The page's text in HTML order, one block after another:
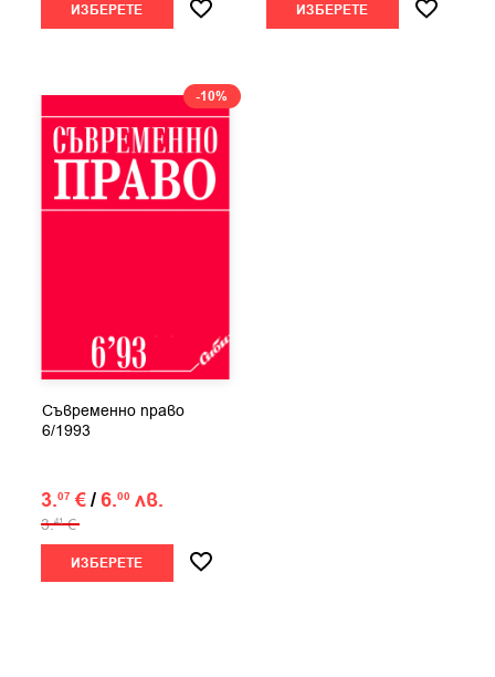
ИЗБЕРЕТЕ ИЗБЕРЕТЕ
-10%
Съвременно право
6/1993
3.07 €/6.00 лв.
3.41 €
ИЗБЕРЕТЕ